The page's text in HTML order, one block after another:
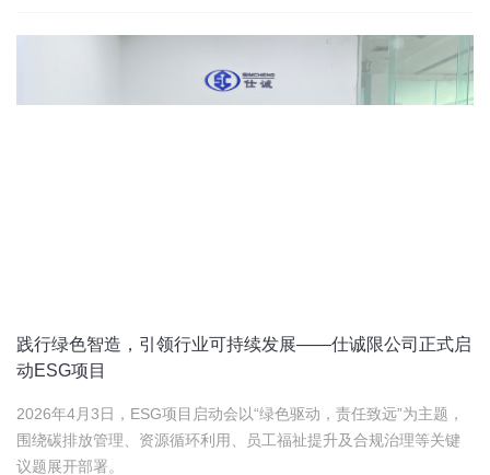
践行绿色智造，引领行业可持续发展——仕诚限公司正式启
动ESG项目
2026年4月3日，ESG项目启动会以“绿色驱动，责任致远”为主题，
围绕碳排放管理、资源循环利用、员工福祉提升及合规治理等关键
议题展开部署。